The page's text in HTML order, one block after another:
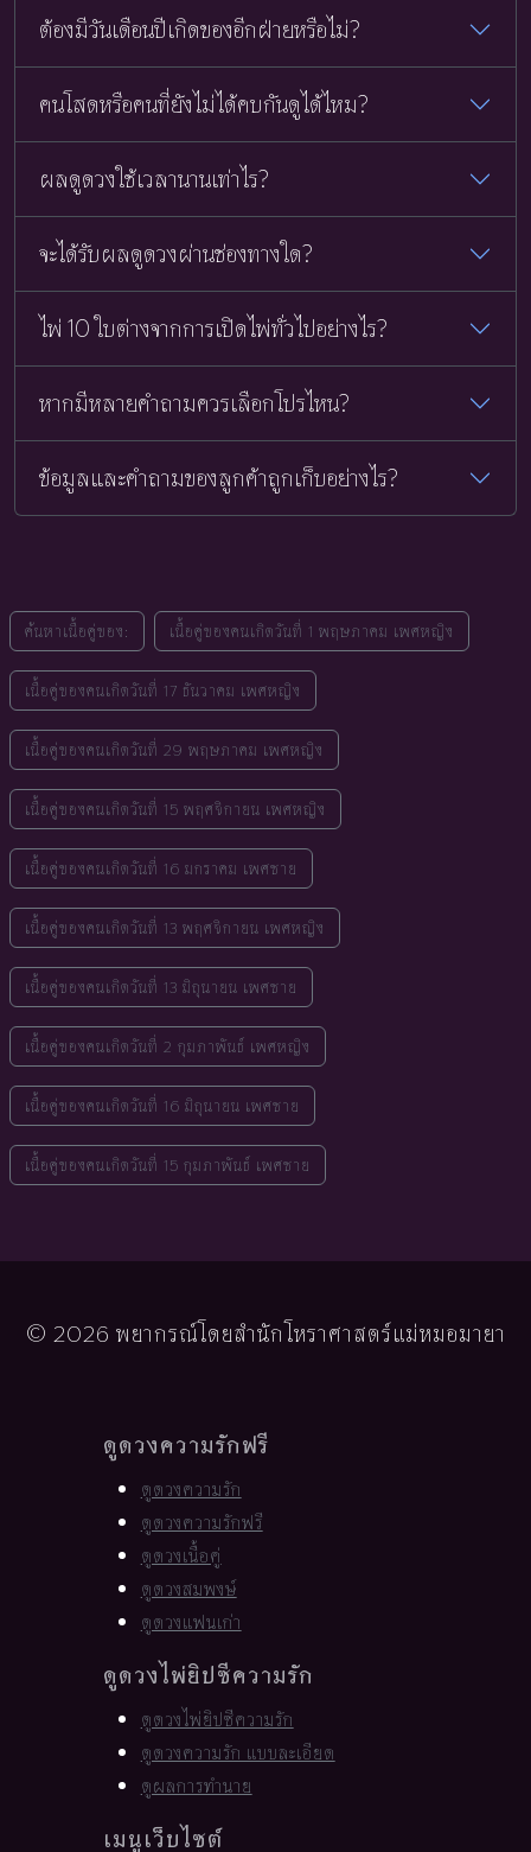
ต้องมีวันเดือนปีเกิดของอีกฝ่ายหรือไม่?
คนโสดหรือคนที่ยังไม่ได้คบกันดูได้ไหม?
ผลดูดวงใช้เวลานานเท่าไร?
จะได้รับผลดูดวงผ่านช่องทางใด?
ไพ่ 10 ใบต่างจากการเปิดไพ่ทั่วไปอย่างไร?
หากมีหลายคำถามควรเลือกโปรไหน?
ข้อมูลและคำถามของลูกค้าถูกเก็บอย่างไร?
ค้นหาเนื้อคู่ของ: เนื้อคู่ของคนเกิดวันที่ 1 พฤษภาคม เพศหญิง
เนื้อคู่ของคนเกิดวันที่ 17 ธันวาคม เพศหญิง
เนื้อคู่ของคนเกิดวันที่ 29 พฤษภาคม เพศหญิง
เนื้อคู่ของคนเกิดวันที่ 15 พฤศจิกายน เพศหญิง
เนื้อคู่ของคนเกิดวันที่ 16 มกราคม เพศชาย
เนื้อคู่ของคนเกิดวันที่ 13 พฤศจิกายน เพศหญิง
เนื้อคู่ของคนเกิดวันที่ 13 มิถุนายน เพศชาย
เนื้อคู่ของคนเกิดวันที่ 2 กุมภาพันธ์ เพศหญิง
เนื้อคู่ของคนเกิดวันที่ 16 มิถุนายน เพศชาย
เนื้อคู่ของคนเกิดวันที่ 15 กุมภาพันธ์ เพศชาย
© 2026 พยากรณ์โดยสำนักโหราศาสตร์แม่หมอมายา
ดูดวงความรักฟรี
ดูดวงความรัก
ดูดวงความรักฟรี
ดูดวงเนื้อคู่
ดูดวงสมพงษ์
ดูดวงแฟนเก่า
ดูดวงไพ่ยิปซีความรัก
ดูดวงไพ่ยิปซีความรัก
ดูดวงความรัก แบบละเอียด
ดูผลการทำนาย
เมนูเว็บไซต์